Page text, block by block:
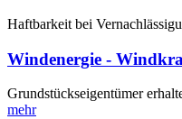
Haftbarkeit bei
Windenergie -
Grundstückseigentümer
mehr